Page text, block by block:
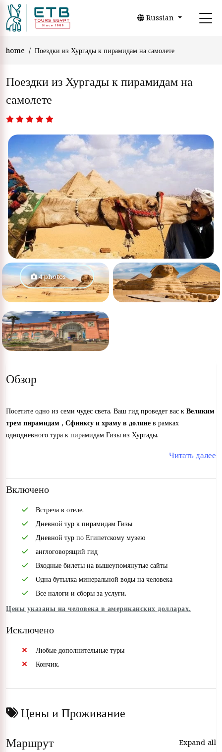
Russian
home Поездки из Хургады к пирамидам на самолете
Поездки из Хургады к пирамидам на
самолете
4 photos
Обзор
Посетите одно из семи чудес света. Ваш гид проведет вас к Великим
трем пирамидам , Сфинксу и храму в долине в рамках
однодневного тура к пирамидам Гизы из Хургады.
Читать далее
Включено
Встреча в отеле.
Дневной тур к пирамидам Гизы
Дневной тур по Египетскому музею
англоговорящий гид
Входные билеты на вышеупомянутые сайты
Одна бутылка минеральной воды на человека
Все налоги и сборы за услуги.
Цены указаны на человека в американских долларах.
Исключено
Любые дополнительные туры
Кончик.
Цены и Проживание
Маршрут
Expand all